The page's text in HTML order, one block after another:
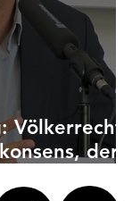
Völkerrecht
der